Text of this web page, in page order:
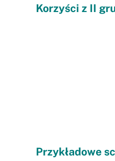
Korzyści z II
Przykładowe